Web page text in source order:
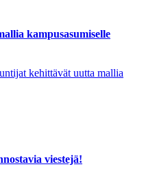
kampusasumiselle
kehittävät uutta mallia
viestejä!